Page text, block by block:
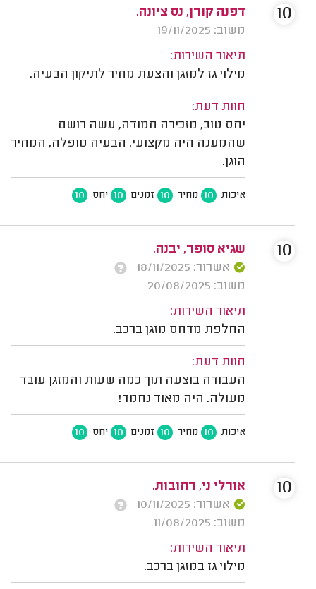
דפנה קורן, נס ציונה.
משוב: 19/11/2025
תיאור השירות:
מילוי גז למזגן והצעת מחיר לתיקון הבעיה.
חוות דעת:
יחס טוב, מזכירה חמודה, עשה רושם
שהמענה היה מקצועי. הבעיה טופלה, המחיר
הוגן.
איכות 10 מחיר 10 זמנים 10 יחס 10
10
שגיא סופר, יבנה.
אשרור: 18/11/2025
משוב: 20/08/2025
תיאור השירות:
החלפת מדחס מזגן ברכב.
חוות דעת:
העבודה בוצעה תוך כמה שעות והמזגן עובד
מעולה. היה מאוד נחמד!
איכות 10 מחיר 10 זמנים 10 יחס 10
10
אורלי ני, רחובות.
אשרור: 10/11/2025
משוב: 11/08/2025
תיאור השירות:
מילוי גז במזגן ברכב.
10